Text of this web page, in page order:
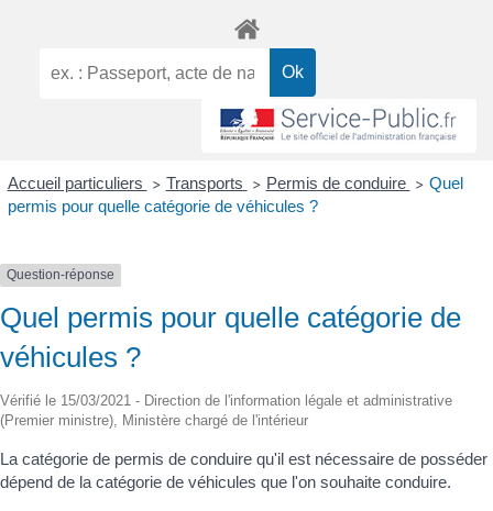
Accueil particuliers > Transports > Permis de conduire > Quel
permis pour quelle catégorie de véhicules ?
Question-réponse
Quel permis pour quelle catégorie de
véhicules ?
Vérifié le 15/03/2021 - Direction de l'information légale et administrative
(Premier ministre), Ministère chargé de l'intérieur
La catégorie de permis de conduire qu'il est nécessaire de posséder
dépend de la catégorie de véhicules que l'on souhaite conduire.